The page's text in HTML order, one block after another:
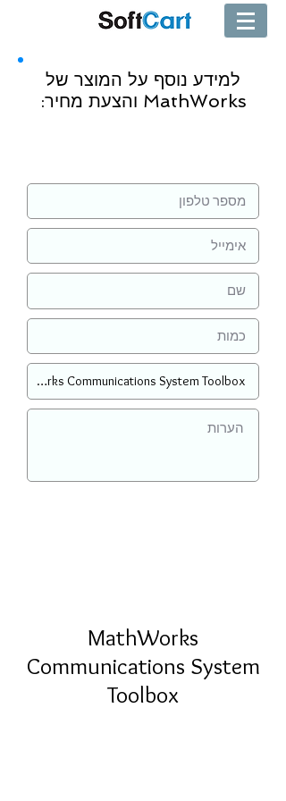
למידע נוסף על המוצר של
MathWorks והצעת מחיר:
MathWorks
Communications System
Toolbox